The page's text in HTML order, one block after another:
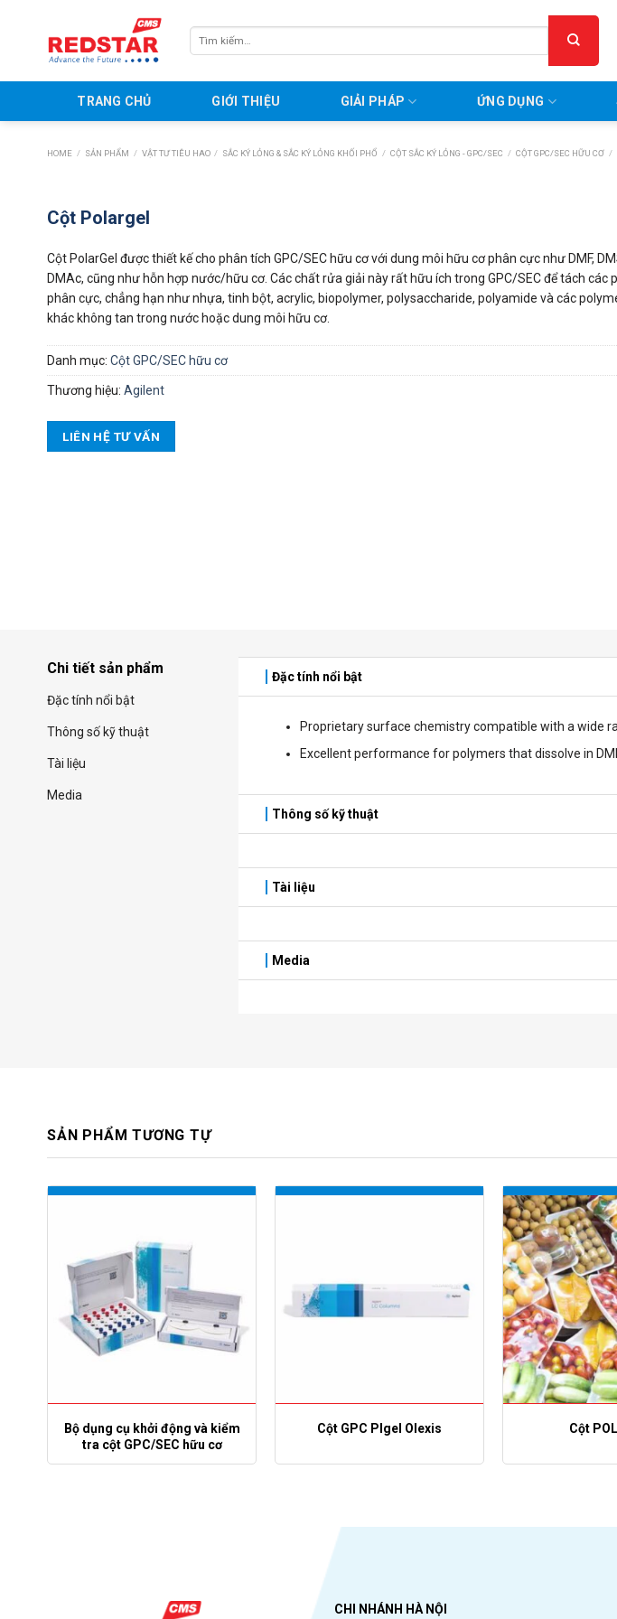
Tìm
kiếm:
TRANG CHỦ GIỚI THIỆU GIẢI PHÁP ỨNG DỤNG
HOME / SẢN PHẨM / VẬT TƯ TIÊU HAO / SẮC KÝ LỎNG & SẮC KÝ LỎNG KHỐI PHỔ / CỘT SẮC KÝ LỎNG - GPC/SEC / CỘT GPC/SEC HỮU CƠ /
Cột Polargel
Cột PolarGel được thiết kế cho phân tích GPC/SEC hữu cơ với dung môi hữu cơ phân cực như DMF,
DMAc, cũng như hỗn hợp nước/hữu cơ. Các chất rửa giải này rất hữu ích trong GPC/SEC để tách các
phân cực, chẳng hạn như nhựa, tinh bột, acrylic, biopolymer, polysaccharide, polyamide và các
khác không tan trong nước hoặc dung môi hữu cơ.
Danh mục: Cột GPC/SEC hữu cơ
Thương hiệu: Agilent
LIÊN HỆ TƯ VẤN
Chi tiết sản phẩm
Đặc tính nổi bật
Thông số kỹ thuật
Tài liệu
Media
Đặc tính nổi bật
Proprietary surface chemistry compatible with a wide
Excellent performance for polymers that dissolve in
Thông số kỹ thuật
Tài liệu
Media
SẢN PHẨM TƯƠNG TỰ
Bộ dụng cụ khởi động và kiểm
tra cột GPC/SEC hữu cơ
Cột GPC Plgel Olexis Cột
CHI NHÁNH HÀ NỘI